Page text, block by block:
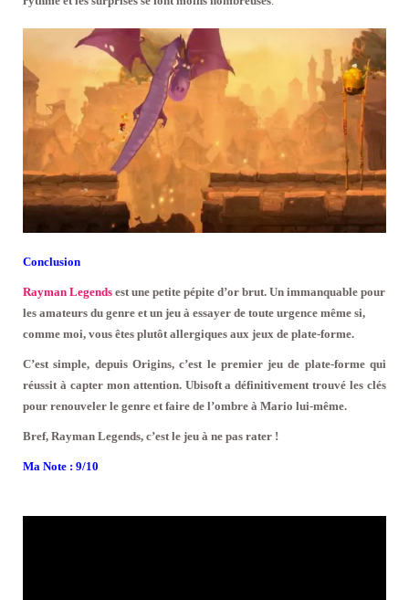
Conclusion
Rayman Legends est une petite pépite d’or brut. Un immanquable pour
les amateurs du genre et un jeu à essayer de toute urgence même si,
comme moi, vous êtes plutôt allergiques aux jeux de plate-forme.
C’est simple, depuis Origins, c’est le premier jeu de plate-forme qui
réussit à capter mon attention. Ubisoft a définitivement trouvé les clés
pour renouveler le genre et faire de l’ombre à Mario lui-même.
Bref, Rayman Legends, c’est le jeu à ne pas rater !
Ma Note : 9/10